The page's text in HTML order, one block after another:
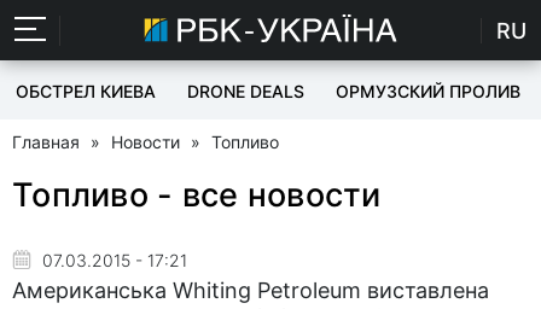
RU
ОБСТРЕЛ КИЕВА DRONE DEALS ОРМУЗСКИЙ ПРОЛИВ
Главная » Новости » Топливо
Топливо - все новости
07.03.2015 - 17:21
Американська Whiting Petroleum виставлена